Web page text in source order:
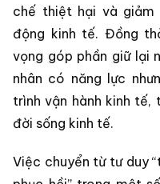
chế thiệt hại và
động kinh tế. Đồng
vọng góp phần giữ lại
nhân có năng lực
trình vận hành kinh
đời sống kinh tế.
Việc chuyển từ tư duy